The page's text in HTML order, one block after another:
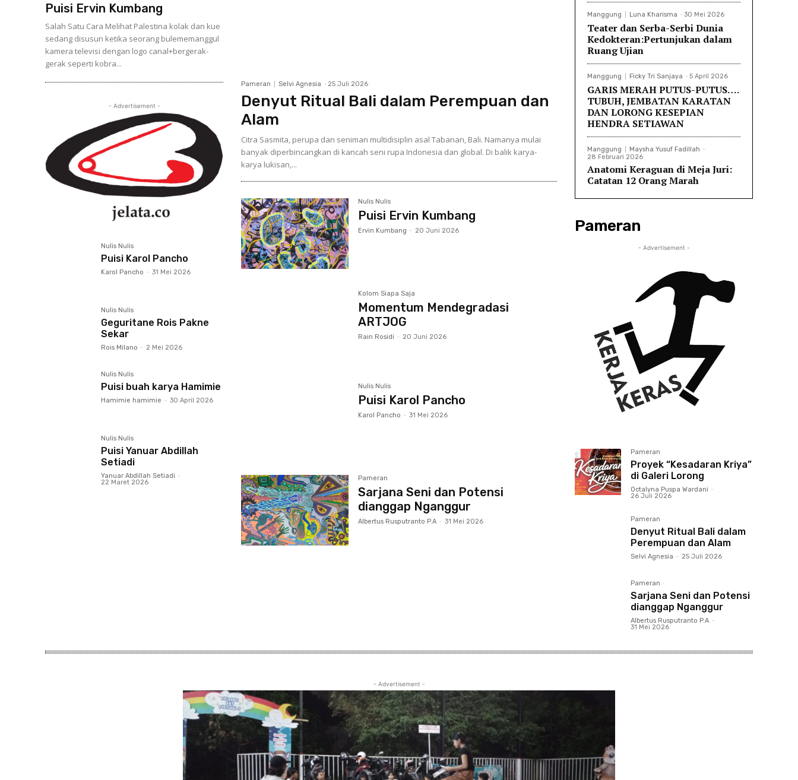
Puisi Ervin Kumbang
Salah Satu Cara Melihat Palestina kolak dan kue
sedang disusun ketika seorang bulememanggul
kamera televisi dengan logo canal+bergerak-
gerak seperti kobra...
- Advertisement -
Nulis Nulis
Puisi Karol Pancho
Karol Pancho - 31 Mei 2026
Nulis Nulis
Geguritane Rois Pakne
Sekar
Rois Milano - 2 Mei 2026
Nulis Nulis
Puisi buah karya Hamimie
Hamimie hamimie - 30 April 2026
Nulis Nulis
Puisi Yanuar Abdillah
Setiadi
Yanuar Abdillah Setiadi -
22 Maret 2026
Pameran Selvi Agnesia - 25 Juli 2026
Denyut Ritual Bali dalam Perempuan dan
Alam
Citra Sasmita, perupa dan seniman multidisiplin asal Tabanan, Bali. Namanya mulai
banyak diperbincangkan di kancah seni rupa Indonesia dan global. Di balik karya-
karya lukisan,...
Nulis Nulis
Puisi Ervin Kumbang
Ervin Kumbang - 20 Juni 2026
Kolom Siapa Saja
Momentum Mendegradasi
ARTJOG
Rain Rosidi - 20 Juni 2026
Nulis Nulis
Puisi Karol Pancho
Karol Pancho - 31 Mei 2026
Pameran
Sarjana Seni dan Potensi
dianggap Nganggur
Albertus Rusputranto P.A - 31 Mei 2026
Manggung Luna Kharisma - 30 Mei 2026
Teater dan Serba-Serbi Dunia
Kedokteran:Pertunjukan dalam
Ruang Ujian
Manggung Ficky Tri Sanjaya - 5 April 2026
GARIS MERAH PUTUS-PUTUS….
TUBUH, JEMBATAN KARATAN
DAN LORONG KESEPIAN
HENDRA SETIAWAN
Manggung Maysha Yusuf Fadillah -
28 Februari 2026
Anatomi Keraguan di Meja Juri:
Catatan 12 Orang Marah
Pameran
- Advertisement -
Pameran
Proyek “Kesadaran Kriya”
di Galeri Lorong
Octalyna Puspa Wardani -
26 Juli 2026
Pameran
Denyut Ritual Bali dalam
Perempuan dan Alam
Selvi Agnesia - 25 Juli 2026
Pameran
Sarjana Seni dan Potensi
dianggap Nganggur
Albertus Rusputranto P.A -
31 Mei 2026
- Advertisement -